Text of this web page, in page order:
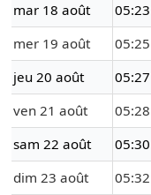
mar 18 août
05:23
mer 19 août
05:25
jeu 20 août
05:27
ven 21 août
05:28
sam 22 août
05:30
dim 23 août
05:32